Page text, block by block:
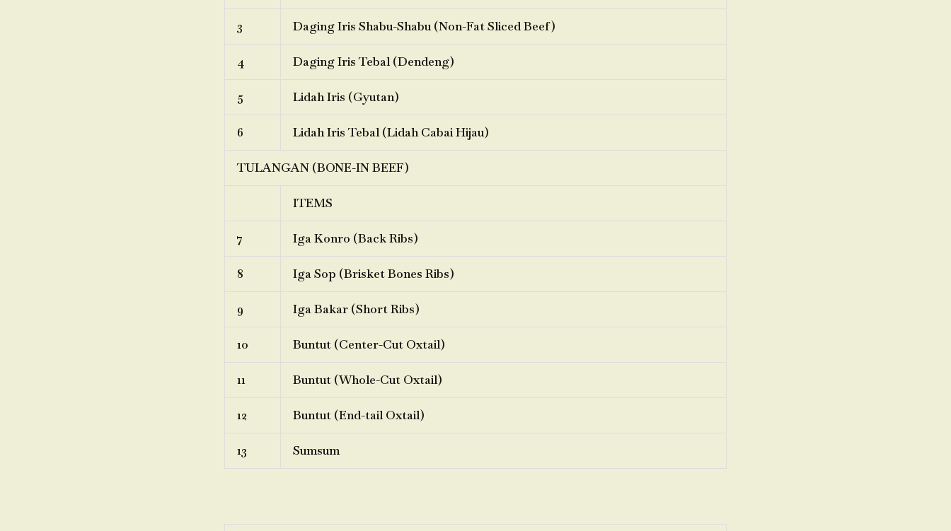
3 Daging Iris Shabu-Shabu (Non-Fat Sliced Beef)
4 Daging Iris Tebal (Dendeng)
5 Lidah Iris (Gyutan)
6 Lidah Iris Tebal (Lidah Cabai Hijau)
TULANGAN (BONE-IN BEEF)
ITEMS
7 Iga Konro (Back Ribs)
8 Iga Sop (Brisket Bones Ribs)
9 Iga Bakar (Short Ribs)
10 Buntut (Center-Cut Oxtail)
11 Buntut (Whole-Cut Oxtail)
12 Buntut (End-tail Oxtail)
13 Sumsum